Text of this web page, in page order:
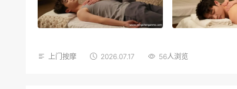
上门按摩 2026.07.17 56人浏览